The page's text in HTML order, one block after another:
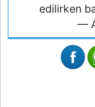
edilirken
—